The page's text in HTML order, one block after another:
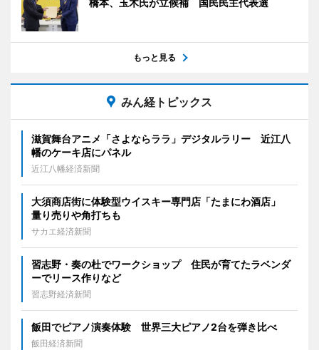
橋本、玉木氏が立候補 国民民主代表選
もっと見る
みん経トピックス
滋賀舞台アニメ「さよならララ」デジタルラリー 近江八
幡のケーキ店にパネル
近江八幡経済新聞
大須商店街に体験型ウイスキー専門店「たまにわ酒店」
量り売りや角打ちも
サカエ経済新聞
習志野・奏の杜でワークショップ 住民が育てたラベンダ
ーでリース作りなど
習志野経済新聞
飯田でピアノ演奏体験 世界三大ピアノ2台を弾き比べ
飯田経済新聞